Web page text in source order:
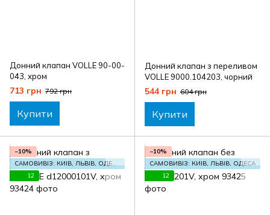
Донний клапан VOLLE 90-00-
043, хром
713 грн 792 грн
Купити
Донний клапан з переливом
VOLLE 9000.104203, чорний
544 грн 604 грн
Купити
−10%
САМОВИВІЗ: КИЇВ, ЛЬВІВ, ОДЕСА
12
−10%
САМОВИВІЗ: КИЇВ, ЛЬВІВ, ОДЕСА
12